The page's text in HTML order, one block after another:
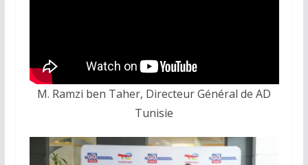
M. Ramzi ben Taher, Directeur Général de AD
Tunisie